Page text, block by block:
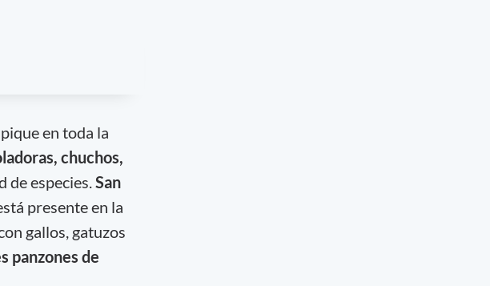
en toda la
chuchos,
de especies.San
presente en la
gallos, gatuzos
panzones de